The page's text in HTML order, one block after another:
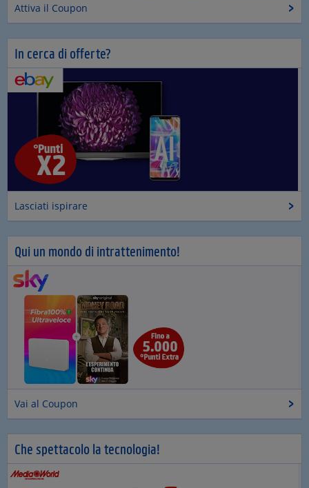
Attiva il Coupon
In cerca di offerte?
Lasciati ispirare
Qui un mondo di intrattenimento!
Vai al Coupon
Che spettacolo la tecnologia!